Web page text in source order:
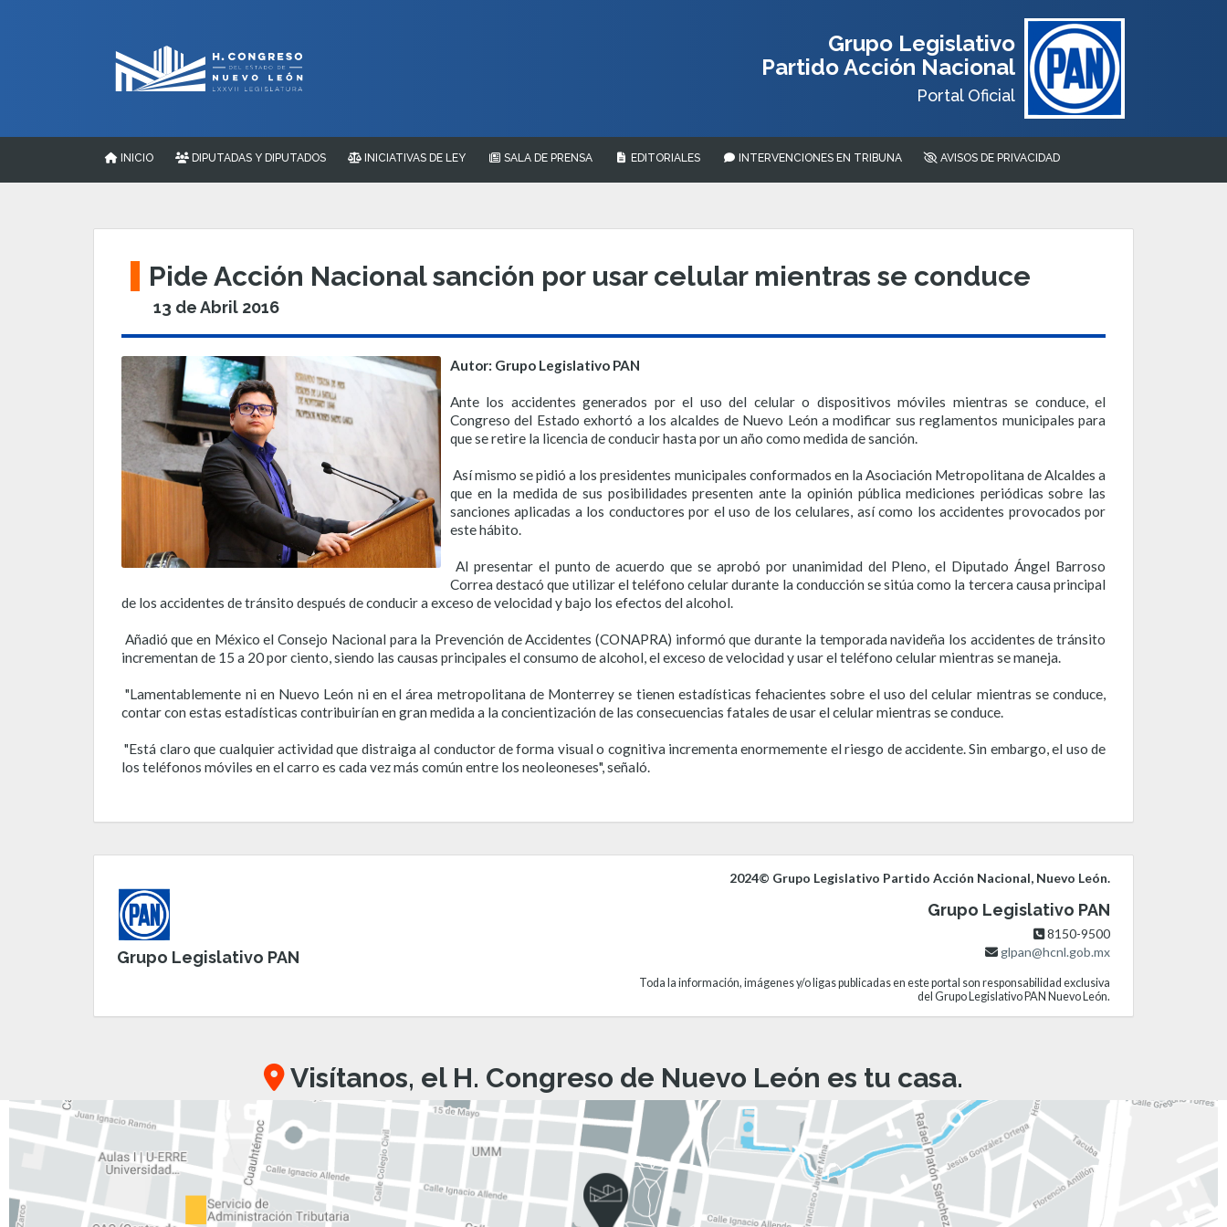
Grupo Legislativo
Partido Acción Nacional
Portal Oficial
INICIO DIPUTADAS Y DIPUTADOS INICIATIVAS DE LEY SALA DE PRENSA EDITORIALES INTERVENCIONES EN TRIBUNA AVISOS DE PRIVACIDAD
Pide Acción Nacional sanción por usar celular mientras se conduce
13 de Abril 2016
Autor: Grupo Legislativo PAN
Ante los accidentes generados por el uso del celular o dispositivos móviles mientras se conduce, el
Congreso del Estado exhortó a los alcaldes de Nuevo León a modificar sus reglamentos municipales para
que se retire la licencia de conducir hasta por un año como medida de sanción.
Así mismo se pidió a los presidentes municipales conformados en la Asociación Metropolitana de Alcaldes a
que en la medida de sus posibilidades presenten ante la opinión pública mediciones periódicas sobre las
sanciones aplicadas a los conductores por el uso de los celulares, así como los accidentes provocados por
este hábito.
Al presentar el punto de acuerdo que se aprobó por unanimidad del Pleno, el Diputado Ángel Barroso
Correa destacó que utilizar el teléfono celular durante la conducción se sitúa como la tercera causa principal
de los accidentes de tránsito después de conducir a exceso de velocidad y bajo los efectos del alcohol.
Añadió que en México el Consejo Nacional para la Prevención de Accidentes (CONAPRA) informó que durante la temporada navideña los accidentes de tránsito
incrementan de 15 a 20 por ciento, siendo las causas principales el consumo de alcohol, el exceso de velocidad y usar el teléfono celular mientras se maneja.
"Lamentablemente ni en Nuevo León ni en el área metropolitana de Monterrey se tienen estadísticas fehacientes sobre el uso del celular mientras se conduce,
contar con estas estadísticas contribuirían en gran medida a la concientización de las consecuencias fatales de usar el celular mientras se conduce.
"Está claro que cualquier actividad que distraiga al conductor de forma visual o cognitiva incrementa enormemente el riesgo de accidente. Sin embargo, el uso de
los teléfonos móviles en el carro es cada vez más común entre los neoleoneses", señaló.
Grupo Legislativo PAN
2024© Grupo Legislativo Partido Acción Nacional, Nuevo León.
Grupo Legislativo PAN
8150-9500
glpan@hcnl.gob.mx
Toda la información, imágenes y/o ligas publicadas en este portal son responsabilidad exclusiva
del Grupo Legislativo PAN Nuevo León.
Visítanos, el H. Congreso de Nuevo León es tu casa.